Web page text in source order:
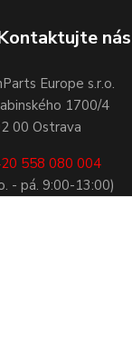
nás
Europe s.r.o.
1700/4
00 Ostrava
558 080 004
- pá. 9:00-13:00)